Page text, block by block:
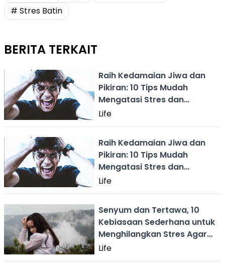
# Stres Batin
BERITA TERKAIT
Raih Kedamaian Jiwa dan
Pikiran: 10 Tips Mudah
Mengatasi Stres dan
Kecemasan!
Life
Raih Kedamaian Jiwa dan
Pikiran: 10 Tips Mudah
Mengatasi Stres dan
Kecemasan!
Life
Senyum dan Tertawa, 10
Kebiasaan Sederhana untuk
Menghilangkan Stres Agar
Hidup Kembali Bahagia
Life